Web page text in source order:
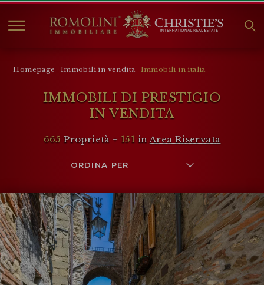
COLLEZIONI
CHRISTIE'S
CONTATTI
Valuta:
€ $ £
Lingua:
Homepage Immobili in vendita Immobili in italia
IMMOBILI DI PRESTIGIO
IN VENDITA
665 Proprietà + 151 inArea Riservata